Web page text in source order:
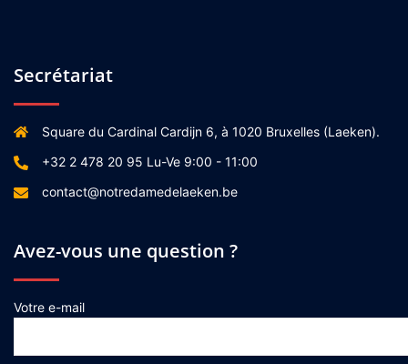
Secrétariat
Square du Cardinal Cardijn 6, à 1020 Bruxelles (Laeken).
+32 2 478 20 95 Lu-Ve 9:00 - 11:00
contact@notredamedelaeken.be
Avez-vous une question ?
Votre e-mail